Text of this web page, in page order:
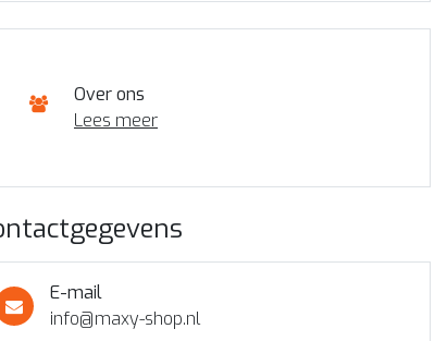
Over ons
Lees meer
E-mail
info@maxy-shop.nl